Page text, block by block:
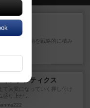
ッシュ
農産物の木箱を戦略的に積み
、競合...
インタクティクス
て大変になっていく押し付け
り上が...